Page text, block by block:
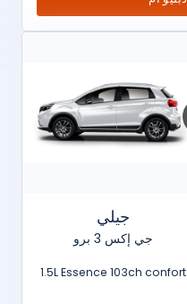
جيلي
جي إكس 3 برو
1.5L Essence 103ch confort